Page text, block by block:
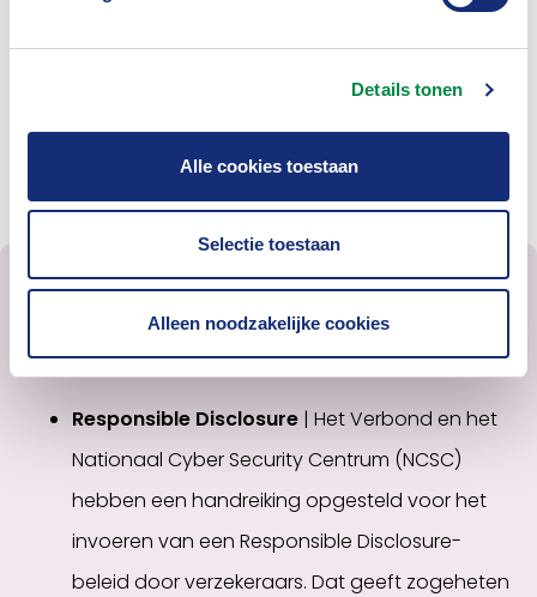
Details tonen
Alle cookies toestaan
Selectie toestaan
Alleen noodzakelijke cookies
Tools en ondersteuning
Responsible Disclosure | Het Verbond en het
Nationaal Cyber Security Centrum (NCSC)
hebben een handreiking opgesteld voor het
invoeren van een Responsible Disclosure-
beleid door verzekeraars. Dat geeft zogeheten